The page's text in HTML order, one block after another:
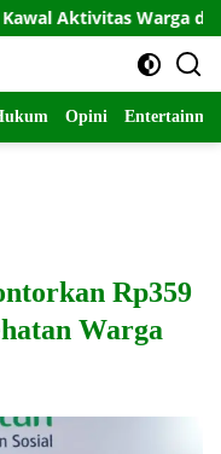
Warga di CFD
Opini
Rp359
Warga